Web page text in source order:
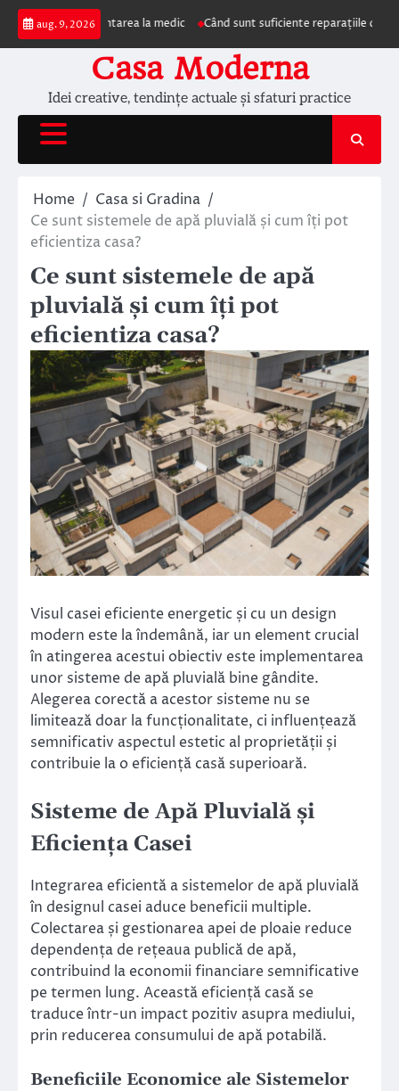
Skip
content
aug. 9, 2026
prezentarea la medic Când sunt suficiente reparațiile de acoperiș și
Casa Moderna
Idei creative, tendințe actuale și sfaturi practice
Home
Casa si Gradina
Ce sunt sistemele de apă pluvială și cum îți pot
eficientiza casa?
Ce sunt sistemele de apă
pluvială și cum îți pot
eficientiza casa?
Visul casei eficiente energetic și cu un design
modern este la îndemână, iar un element crucial
în atingerea acestui obiectiv este implementarea
unor sisteme de apă pluvială bine gândite.
Alegerea corectă a acestor sisteme nu se
limitează doar la funcționalitate, ci influențează
semnificativ aspectul estetic al proprietății și
contribuie la o eficiență casă superioară.
Sisteme de Apă Pluvială și
Eficiența Casei
Integrarea eficientă a sistemelor de apă pluvială
în designul casei aduce beneficii multiple.
Colectarea și gestionarea apei de ploaie reduce
dependența de rețeaua publică de apă,
contribuind la economii financiare semnificative
pe termen lung. Această eficiență casă se
traduce într-un impact pozitiv asupra mediului,
prin reducerea consumului de apă potabilă.
Beneficiile Economice ale Sistemelor